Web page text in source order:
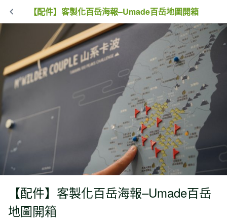
【配件】客製化百岳海報–Umade百岳地圖開箱
【配件】客製化百岳海報–Umade百岳
地圖開箱